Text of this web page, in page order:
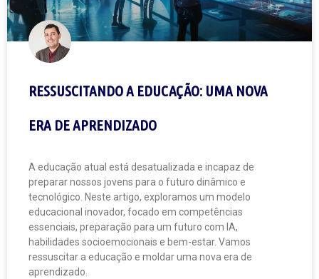
RESSUSCITANDO A EDUCAÇÃO: UMA NOVA
ERA DE APRENDIZADO
A educação atual está desatualizada e incapaz de
preparar nossos jovens para o futuro dinâmico e
tecnológico. Neste artigo, exploramos um modelo
educacional inovador, focado em competências
essenciais, preparação para um futuro com IA,
habilidades socioemocionais e bem-estar. Vamos
ressuscitar a educação e moldar uma nova era de
aprendizado.